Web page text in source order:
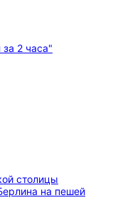
столицы
на пешей